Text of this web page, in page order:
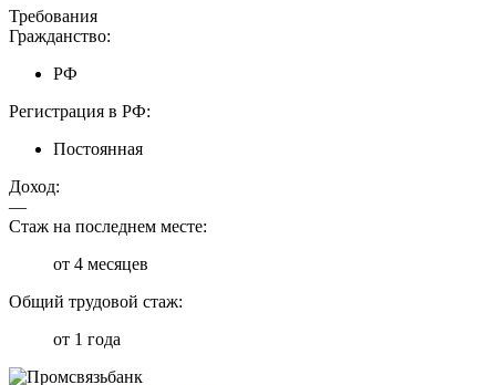
Требования
Гражданство:
РФ
Регистрация в РФ:
Постоянная
Доход:
—
Стаж на последнем месте:
от 4 месяцев
Общий трудовой стаж:
от 1 года